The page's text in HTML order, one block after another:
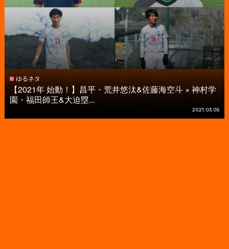
ゆるネタ
【2021年 始動！】昌平・荒井悠汰&佐藤海空斗 × 神村学
園・福田師王&大迫塁...
2021.03.05